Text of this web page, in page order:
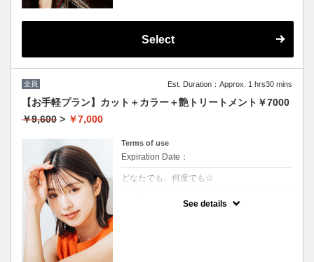
Select
全員 Est. Duration：Approx. 1 hrs30 mins
【お手軽プラン】カット＋カラー＋艶トリートメント￥7000
￥9,600 > ￥7,000
Terms of use
Expiration Date：
どなたでも、何度でも☆
See details